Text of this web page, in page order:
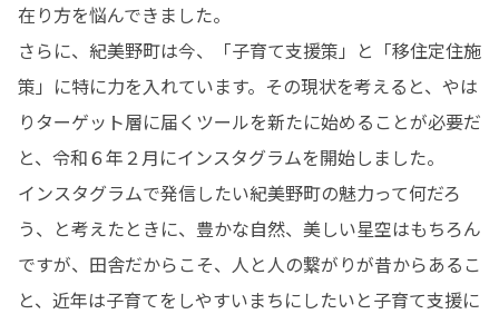
在り方を悩んできました。
さらに、紀美野町は今、「子育て支援策」と「移住定住施
策」に特に力を入れています。その現状を考えると、やは
りターゲット層に届くツールを新たに始めることが必要だ
と、令和６年２月にインスタグラムを開始しました。
インスタグラムで発信したい紀美野町の魅力って何だろ
う、と考えたときに、豊かな自然、美しい星空はもちろん
ですが、田舎だからこそ、人と人の繋がりが昔からあるこ
と、近年は子育てをしやすいまちにしたいと子育て支援に